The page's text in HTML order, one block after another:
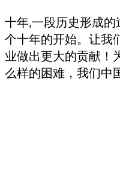
十年,一段历史形成的
个十年的开始。让我
业做出更大的贡献！
么样的困难，我们中